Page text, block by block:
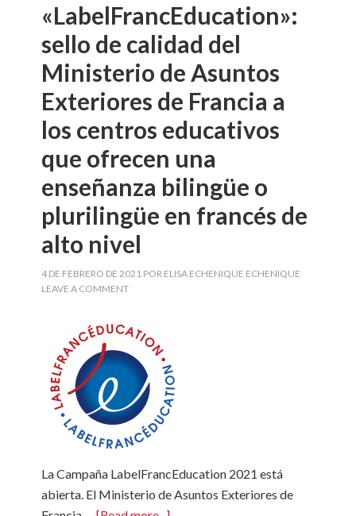
«LabelFrancEducation»:
sello de calidad del
Ministerio de Asuntos
Exteriores de Francia a
los centros educativos
que ofrecen una
enseñanza bilingüe o
plurilingüe en francés de
alto nivel
4 DE FEBRERO DE 2021 POR ELISA ECHENIQUE ECHENIQUE
LEAVE A COMMENT
La Campaña LabelFrancEducation 2021 está
abierta. El Ministerio de Asuntos Exteriores de